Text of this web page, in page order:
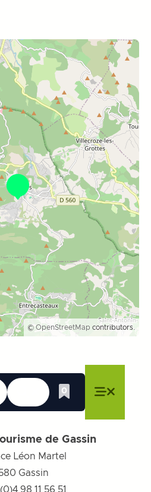
© OpenStreetMap contributors.
il menu
Ricerca
Chiudere il menu
0
Lista dei
de Gassin
Léon Martel
Gassin
98 11 56 51